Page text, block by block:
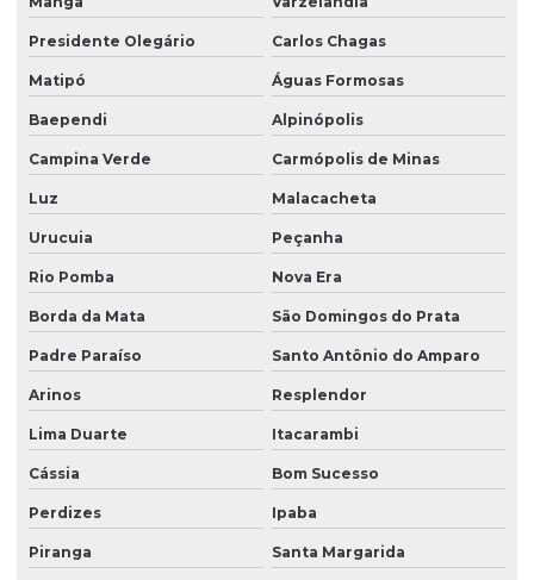
Presidente Olegário Carlos Chagas
Matipó Águas Formosas
Baependi Alpinópolis
Campina Verde Carmópolis de Minas
Luz Malacacheta
Urucuia Peçanha
Rio Pomba Nova Era
Borda da Mata São Domingos do Prata
Padre Paraíso Santo Antônio do Amparo
Arinos Resplendor
Lima Duarte Itacarambi
Cássia Bom Sucesso
Perdizes Ipaba
Piranga Santa Margarida